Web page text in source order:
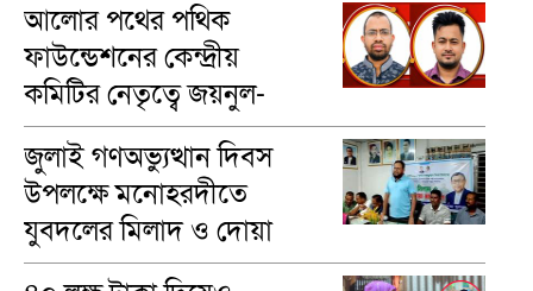
আলোর পথের পথিক
ফাউন্ডেশনের কেন্দ্রীয়
কমিটির নেতৃত্বে জয়নুল-
মাসুম
জুলাই গণঅভ্যুত্থান দিবস
উপলক্ষে মনোহরদীতে
যুবদলের মিলাদ ও দোয়া
মাহফিল অনুষ্ঠিত